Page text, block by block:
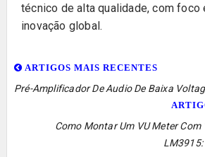
técnico de alta qualidade, com foco
inovação global.
ARTIGOS MAIS RECENTES
Pré-Amplificador De Audio De Baixa
Como Montar Um VU Meter Com
LM3915: